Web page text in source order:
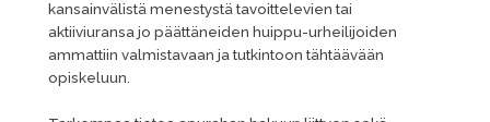
kansainvälistä menestystä tavoittelevien tai
aktiiviuransa jo päättäneiden huippu-urheilijoiden
ammattiin valmistavaan ja tutkintoon tähtäävään
opiskeluun.